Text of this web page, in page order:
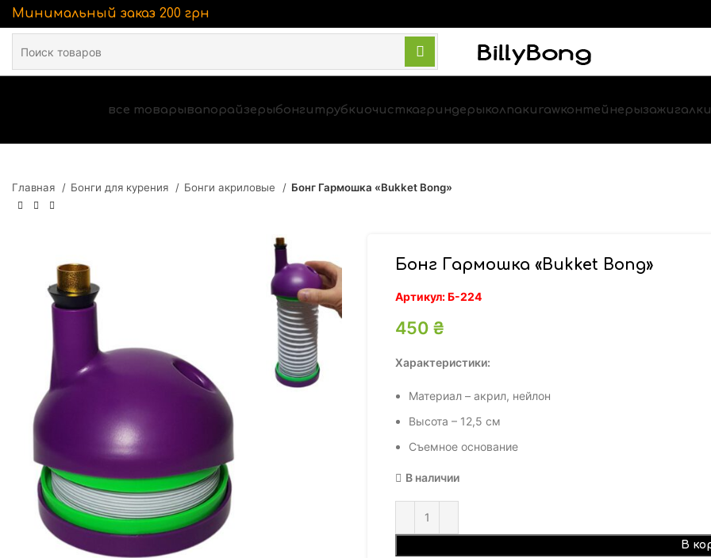
Минимальный заказ 200 грн
все товарывапорайзерыбонги трубкиочисткагриндерыколпаки rawконтейнерызажигалки
Главная Бонги для курения Бонги акриловые Бонг Гармошка «Bukket Bong»
Бонг Гармошка «Bukket Bong»
Артикул:Б-224
450 ₴
Характеристики:
Материал – акрил, нейлон
Высота – 12,5 см
Съемное основание
В наличии
В